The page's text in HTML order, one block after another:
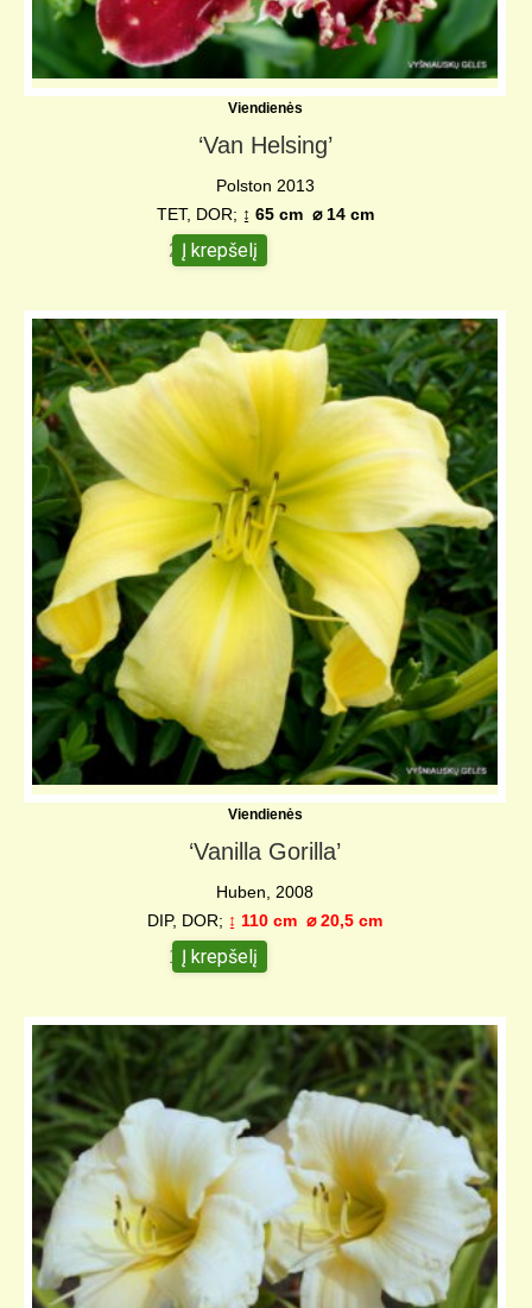
Viendienės
‘Van Helsing’
Polston 2013
TET, DOR; ↨ 65 cm ⌀ 14 cm
22,00€
Į krepšelį
Viendienės
‘Vanilla Gorilla’
Huben, 2008
DIP, DOR; ↨ 110 cm ⌀ 20,5 cm
10,00€
Į krepšelį